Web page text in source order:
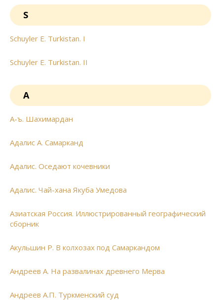
S
Schuyler E. Turkistan. I
Schuyler E. Turkistan. II
А
А-ъ. Шахимардан
Адалис А. Самарканд
Адалис. Оседают кочевники
Адалис. Чай-хана Якуба Умедова
Азиатская Россия. Иллюстрированный географический
сборник
Акульшин Р. В колхозах под Самаркандом
Андреев А. На развалинах древнего Мерва
Андреев А.П. Туркменский суд